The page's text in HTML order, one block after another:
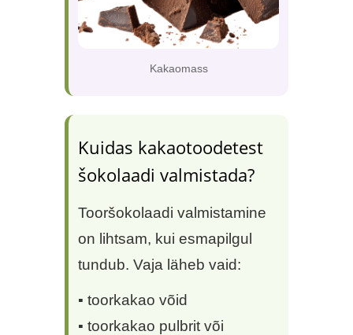
Kakaomass
Kuidas kakaotoodetest
šokolaadi valmistada?
Tooršokolaadi valmistamine
on lihtsam, kui esmapilgul
tundub. Vaja läheb vaid:
▪ toorkakao võid
▪ toorkakao pulbrit või